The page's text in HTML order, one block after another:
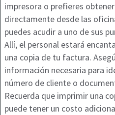
impresora o prefieres
directamente desde las
puedes acudir a uno de sus
Allí, el personal estará
una copia de tu factura.
información necesaria para
número de cliente o
Recuerda que imprimir una
puede tener un costo